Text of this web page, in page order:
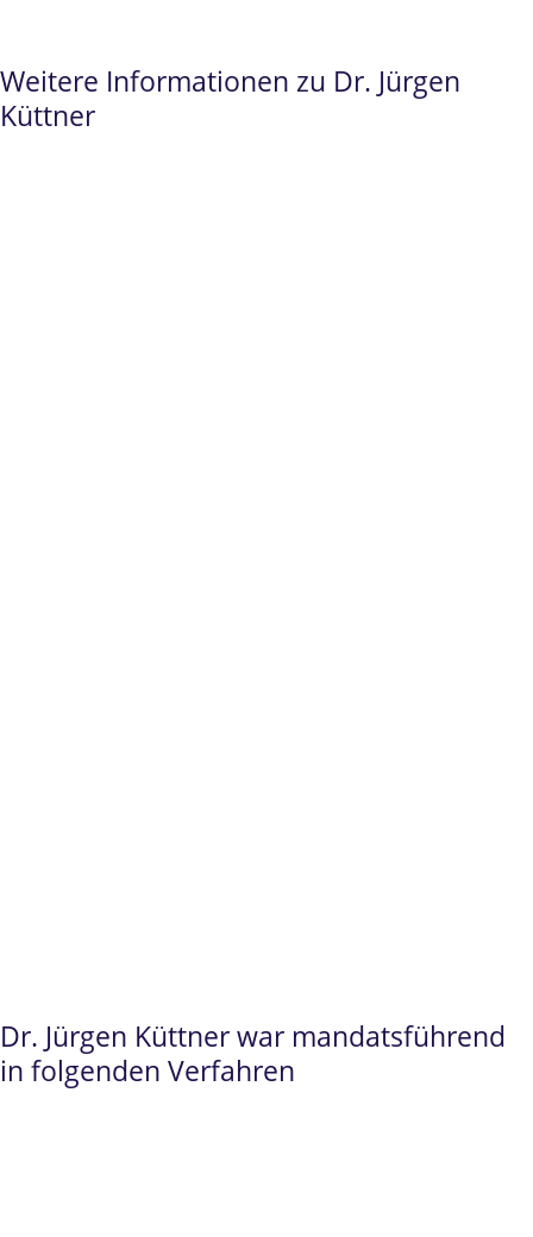
Weitere Informationen zu Dr. Jürgen
Küttner
Dr. Jürgen Küttner war mandatsführend
in folgenden Verfahren